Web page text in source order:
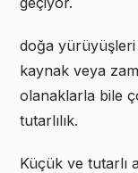
doğa yürüyüşleri
kaynak veya
olanaklarla bile
tutarlılık.
Küçük ve tutarlı